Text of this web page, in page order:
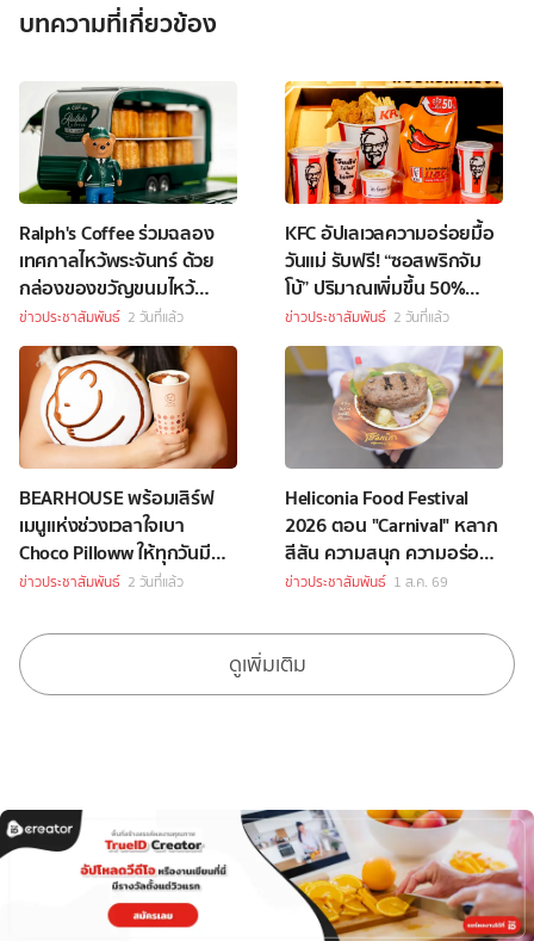
บทความที่เกี่ยวข้อง
Ralph's Coffee ร่วมฉลอง
เทศกาลไหว้พระจันทร์ ด้วย
กล่องของขวัญขนมไหว้
พระจันทร์สุดพิเศษ
ข่าวประชาสัมพันธ์ 2 วันที่แล้ว
KFC อัปเลเวลความอร่อยมื้อ
วันแม่ รับฟรี! “ซอสพริกจัม
โบ้” ปริมาณเพิ่มขึ้น 50%
เพียงซื้อชุดบักเก็ตที่ร่วม
รายการราคา 349 บาทขึ้นไป
ข่าวประชาสัมพันธ์ 2 วันที่แล้ว
BEARHOUSE พร้อมเสิร์ฟ
เมนูแห่งช่วงเวลาใจเบา
Choco Pilloww ให้ทุกวันมี
“Soft Moment”
ข่าวประชาสัมพันธ์ 2 วันที่แล้ว
Heliconia Food Festival
2026 ตอน "Carnival" หลาก
สีสัน ความสนุก ความอร่อย
Celebrity Chef กว่า 70 ชีวิต
ข่าวประชาสัมพันธ์ 1 ส.ค. 69
ดูเพิ่มเติม